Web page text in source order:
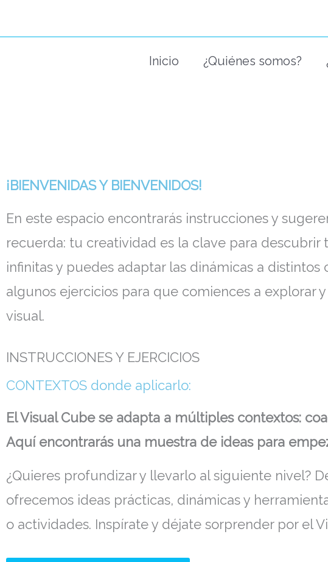
al
Inicio ¿Quiénes somos?
¡BIENVENIDAS Y BIENVENIDOS!
En este espacio encontrarás instrucciones y
recuerda: tu creatividad es la clave para
infinitas y puedes adaptar las dinámicas a
algunos ejercicios para que comiences a explorar
visual.
INSTRUCCIONES Y EJERCICIOS
CONTEXTOS donde aplicarlo:
El Visual Cube se adapta a múltiples contextos:
Aquí encontrarás una muestra de ideas para
¿Quieres profundizar y llevarlo al siguiente nivel?
ofrecemos ideas prácticas, dinámicas y
o actividades. Inspírate y déjate sorprender por el